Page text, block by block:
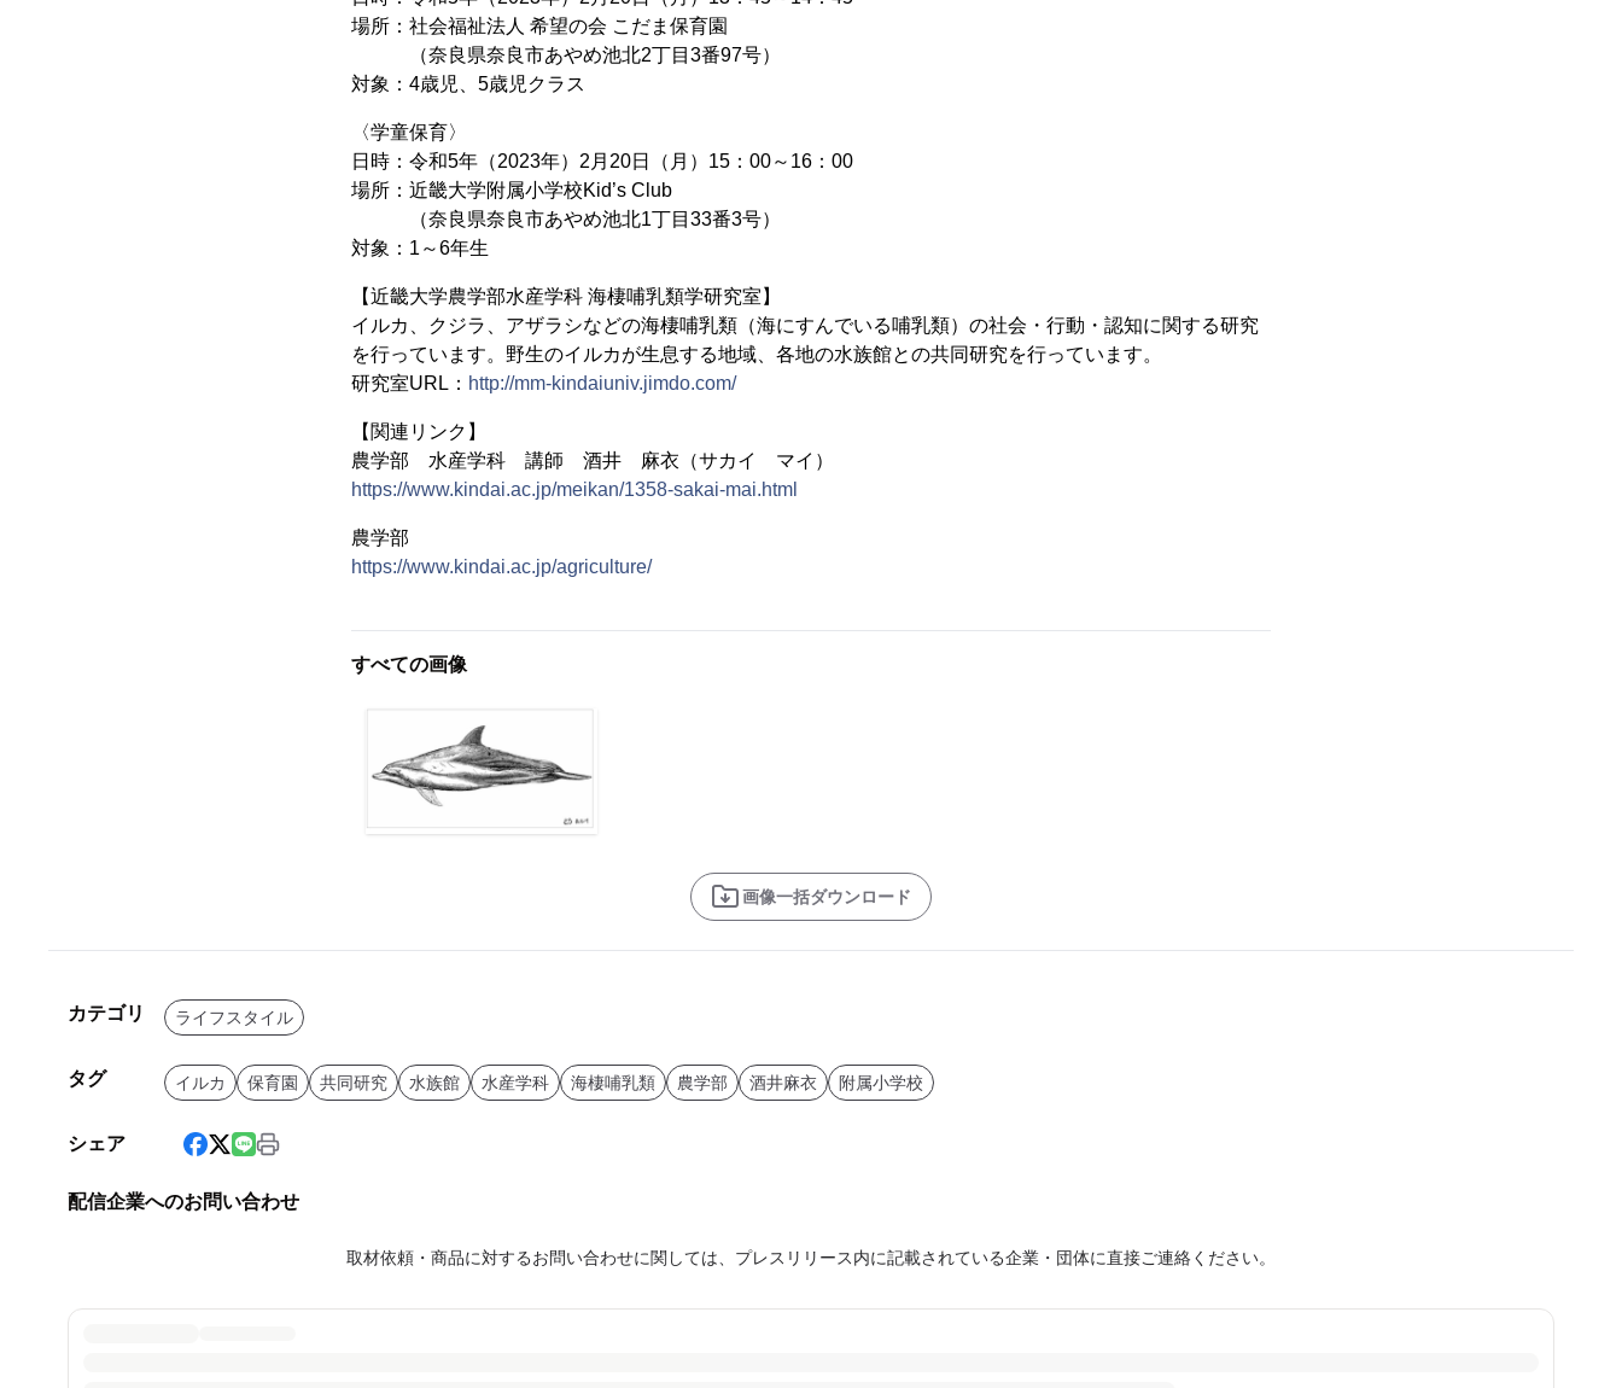
場所：社会福祉法人 希望の会 こだま保育園
（奈良県奈良市あやめ池北2丁目3番97号）
対象：4歳児、5歳児クラス
〈学童保育〉
日時：令和5年（2023年）2月20日（月）15：00～16：00
場所：近畿大学附属小学校Kid’s Club
（奈良県奈良市あやめ池北1丁目33番3号）
対象：1～6年生
【近畿大学農学部水産学科 海棲哺乳類学研究室】
イルカ、クジラ、アザラシなどの海棲哺乳類（海にすんでいる哺乳類）の社会・行動・認知に関する研究
を行っています。野生のイルカが生息する地域、各地の水族館との共同研究を行っています。
研究室URL： http://mm-kindaiuniv.jimdo.com/
【関連リンク】
農学部 水産学科 講師 酒井 麻衣（サカイ マイ）
https://www.kindai.ac.jp/meikan/1358-sakai-mai.html
農学部
https://www.kindai.ac.jp/agriculture/
すべての画像
画像一括ダウンロード
カテゴリ ライフスタイル
タグ イルカ 保育園 共同研究 水族館 水産学科 海棲哺乳類 農学部 酒井麻衣 附属小学校
シェア
配信企業へのお問い合わせ
取材依頼・商品に対するお問い合わせに関しては、プレスリリース内に記載されている企業・団体に直接ご連絡ください。